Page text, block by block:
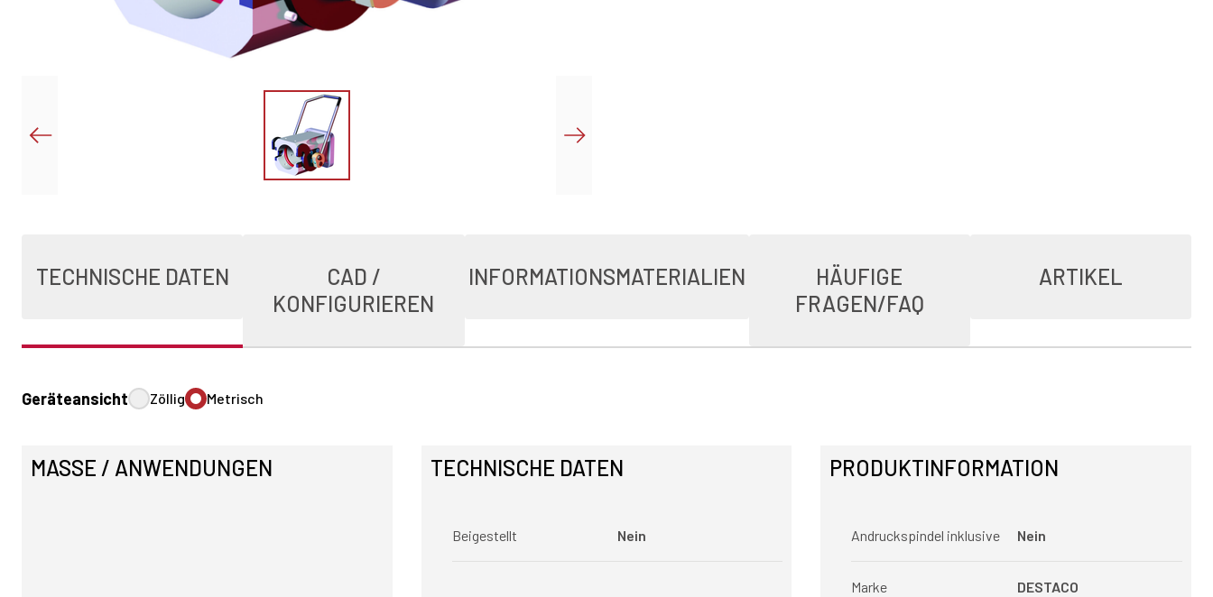
TECHNISCHE DATEN
CAD /
KONFIGURIEREN
INFORMATIONSMATERIALIEN
HÄUFIGE
FRAGEN/FAQ
ARTIKEL
Geräteansicht Zöllig Metrisch
MASSE / ANWENDUNGEN TECHNISCHE DATEN
Beigestellt Nein
PRODUKTINFORMATION
Andruckspindel inklusive Nein
Marke DESTACO